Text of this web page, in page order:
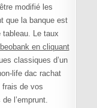
modifié les
que la banque est
Le taux
en cliquant
classiques d’un
life dac rachat
frais de vos
l’emprunt.